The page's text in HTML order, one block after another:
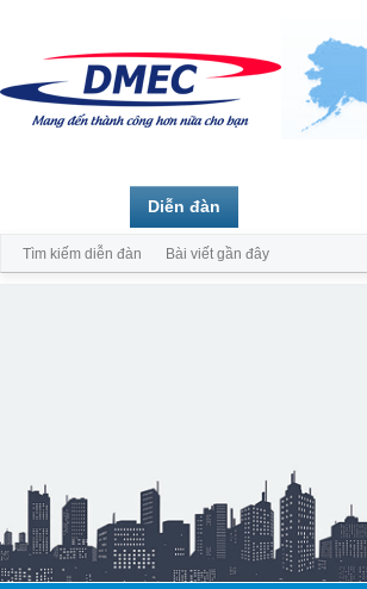
Diễn đàn
Tìm kiếm diễn đàn Bài viết gần đây